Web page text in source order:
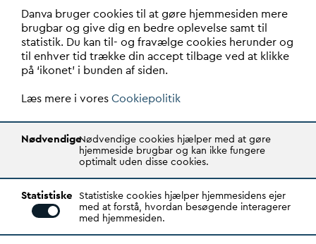
Ny ansøgningsrunde: Søg og få del
i 11 mio. kr. til udvikling af
vandsektoren
eller samarbejde ivandbranchen? Så skal…
Danva bruger cookies til at gøre hjemmesiden mere
brugbar og give dig en bedre oplevelse samt til
statistik. Du kan til- og fravælge cookies herunder og
til enhver tid trække din accept tilbage ved at klikke
på ‘ikonet’ i bunden af siden.
Læs mere i voresCookiepolitik
NødvendigeNødvendige cookies hjælper med at gøre
hjemmeside brugbar og kan ikke fungere
optimalt uden disse cookies.
Statistiske Statistiske cookies hjælper hjemmesidens ejer
med at forstå, hvordan besøgende interagerer
med hjemmesiden.